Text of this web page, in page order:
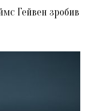
Гейвен зробив